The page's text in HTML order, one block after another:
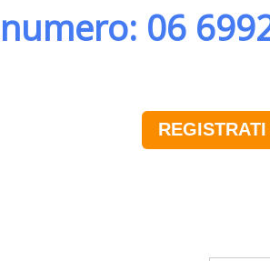
numero: 06